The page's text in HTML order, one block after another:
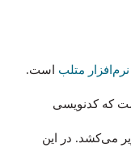
متلب است.
که کدنویسی
می‌کشد. در این